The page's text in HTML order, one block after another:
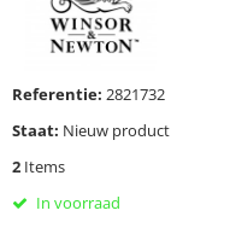
Referentie: 2821732
Staat: Nieuw product
2 Items
In voorraad